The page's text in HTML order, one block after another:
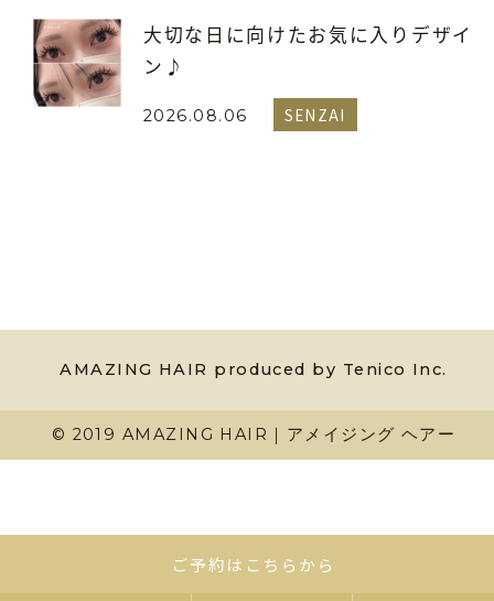
大切な日に向けたお気に入りデザイ
ン♪
2026.08.06 SENZAI
AMAZING HAIR produced by Tenico Inc.
© 2019 AMAZING HAIR｜アメイジング ヘアー
ご予約はこちらから